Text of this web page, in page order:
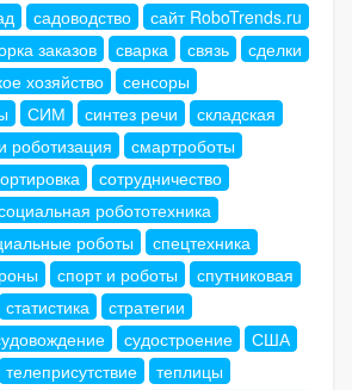
садоводство
сайт RoboTrends.ru
заказов сварка связь
сделки
хозяйство
сенсоры
СИМ синтез речи
складская
роботизация
смартроботы
сотрудничество
робототехника
роботы
спецтехника
спорт и роботы
спутниковая
статистика
стратегии
судостроение
США
телеприсутствие
теплицы